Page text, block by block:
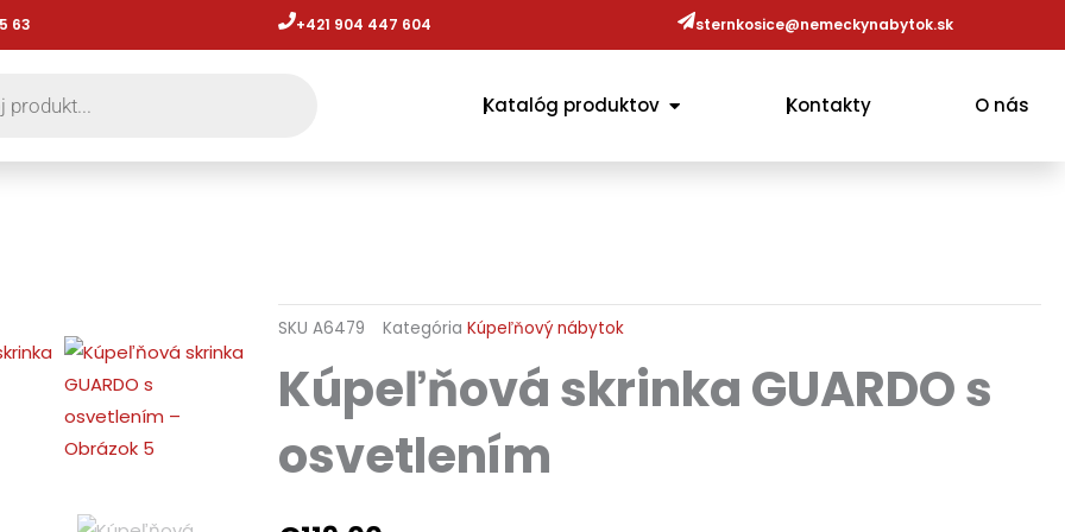
63 +421 904 447 604​ sternkosice@nemeckynabytok.sk
Katalóg produktov OPEN KATALÓG PRODUKTOV
Kontakty O nás
SKU A6479 Kategória Kúpeľňový nábytok
Kúpeľňová skrinka GUARDO s
osvetlením